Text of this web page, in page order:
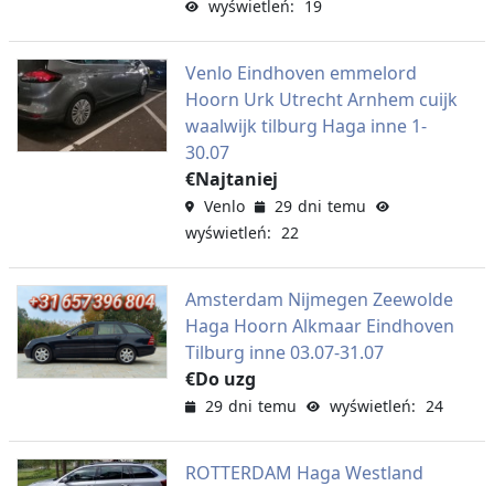
wyświetleń: 19
Venlo Eindhoven emmelord
Hoorn Urk Utrecht Arnhem cuijk
waalwijk tilburg Haga inne 1-
30.07
€Najtaniej
Venlo
29 dni temu
wyświetleń: 22
Amsterdam Nijmegen Zeewolde
Haga Hoorn Alkmaar Eindhoven
Tilburg inne 03.07-31.07
€Do uzg
29 dni temu wyświetleń: 24
ROTTERDAM Haga Westland